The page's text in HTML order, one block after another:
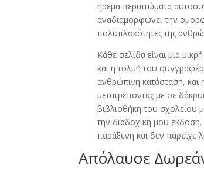
ήρεμα περιπτώματα
αναδιαμορφώνει την
πολυπλοκότητες της
Κάθε σελίδα είναι μια
και η τολμή του
ανθρώπινη κατάσταση, και
μετατρέποντάς με σε
βιβλιοθήκη του σχολείου
την διαδοχική μου
παράξενη και δεν παρείχε
Απόλαυσε